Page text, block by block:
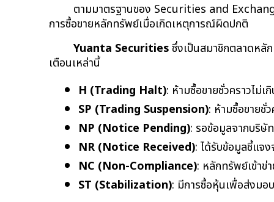
ตามมาตรฐานของ Securities and
การซื้อขายหลักทรัพย์เมื่อเกิดเหตุการณ์ผิดปกติ
Yuanta Securities ซึ่งเป็นสมาชิกตลาดหลั
เตือนเหล่านี้
H (Trading Halt): ห้ามซื้อขายชั่วคราวไม่เ
SP (Trading Suspension): ห้ามซื้อขายชั่
NP (Notice Pending): รอข้อมูลจากบริษั
NR (Notice Received): ได้รับข้อมูลชี้แจ
NC (Non-Compliance): หลักทรัพย์เข้าข่
ST (Stabilization): มีการซื้อหุ้นเพื่อส่งมอ